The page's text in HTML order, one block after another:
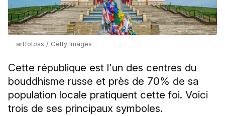
artfotoss / Getty Images
Cette république est l'un des centres du
bouddhisme russe et près de 70% de sa
population locale pratiquent cette foi. Voici
trois de ses principaux symboles.